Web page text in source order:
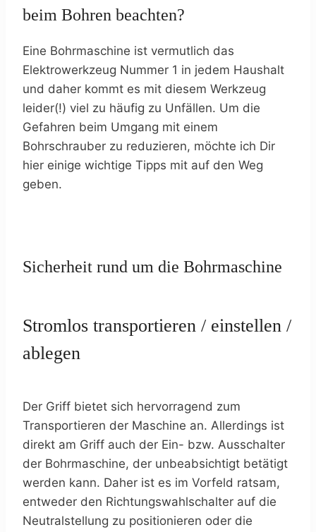
beim Bohren beachten?
Eine Bohrmaschine ist vermutlich das
Elektrowerkzeug Nummer 1 in jedem Haushalt
und daher kommt es mit diesem Werkzeug
leider(!) viel zu häufig zu Unfällen. Um die
Gefahren beim Umgang mit einem
Bohrschrauber zu reduzieren, möchte ich Dir
hier einige wichtige Tipps mit auf den Weg
geben.
Sicherheit rund um die Bohrmaschine
Stromlos transportieren / einstellen /
ablegen
Der Griff bietet sich hervorragend zum
Transportieren der Maschine an. Allerdings ist
direkt am Griff auch der Ein- bzw. Ausschalter
der Bohrmaschine, der unbeabsichtigt betätigt
werden kann. Daher ist es im Vorfeld ratsam,
entweder den Richtungswahlschalter auf die
Neutralstellung zu positionieren oder die